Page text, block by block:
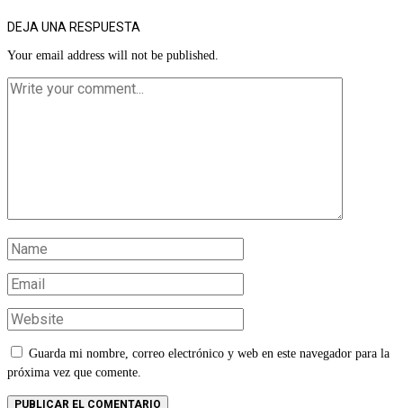
DEJA UNA RESPUESTA
Your email address will not be published.
Guarda mi nombre, correo electrónico y web en este navegador para la
próxima vez que comente.